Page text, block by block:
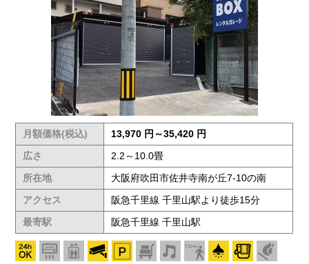
月額価格(税込)
13,970 円～35,420 円
広さ
2.2～10.0畳
所在地
大阪府吹田市佐井寺南が丘7-10の南
アクセス
阪急千里線 千里山駅より徒歩15分
最寄駅
阪急千里線 千里山駅